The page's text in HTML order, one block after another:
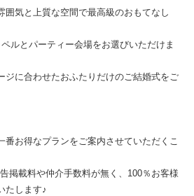
囲気と上質な空間で最高級のおもてなし
ルとパーティー会場をお選びいただけま
ジに合わせたおふたりだけのご結婚式をご
番お得なプランをご案内させていただくこ
掲載料や仲介手数料が無く、100％お客様
たします♪